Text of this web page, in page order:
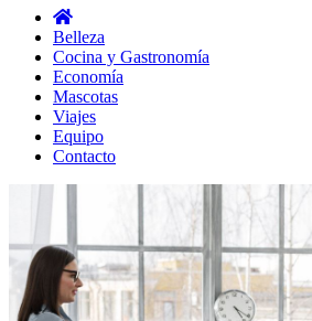
Belleza
Cocina y Gastronomía
Economía
Mascotas
Viajes
Equipo
Contacto